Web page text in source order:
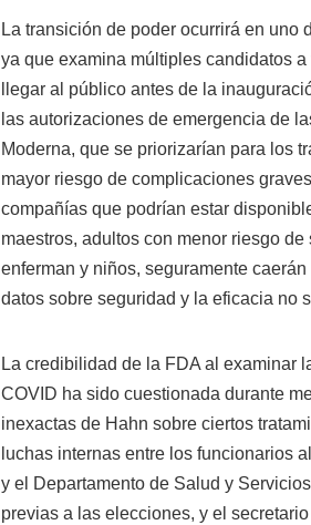
La transición de poder ocurrirá en uno
ya que examina múltiples candidatos
llegar al público antes de la
las autorizaciones de emergencia de
Moderna, que se priorizarían para los
mayor riesgo de complicaciones
compañías que podrían estar
maestros, adultos con menor riesgo
enferman y niños, seguramente
datos sobre seguridad y la eficacia no
La credibilidad de la FDA al examinar
COVID ha sido cuestionada durante
inexactas de Hahn sobre ciertos
luchas internas entre los funcionarios
y el Departamento de Salud y
previas a las elecciones, y el